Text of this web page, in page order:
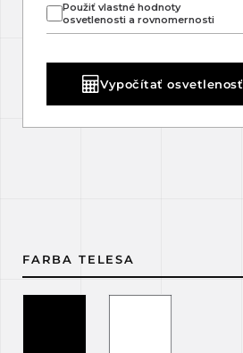
Použiť vlastné hodnoty
osvetlenosti a rovnomernosti
Vypočítať osvetlenosť
FARBA TELESA